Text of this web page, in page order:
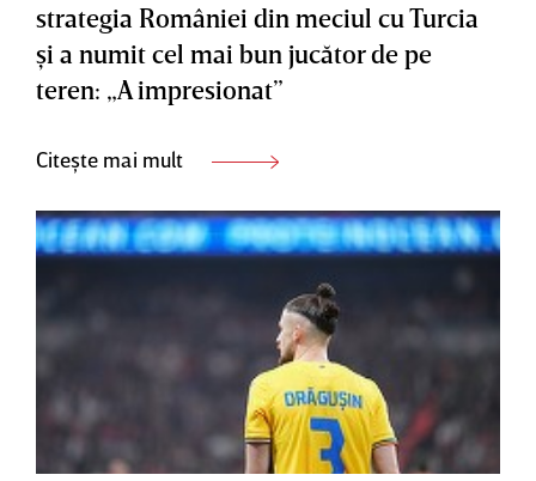
strategia României din meciul cu Turcia
şi a numit cel mai bun jucător de pe
teren: „A impresionat”
Citește mai mult